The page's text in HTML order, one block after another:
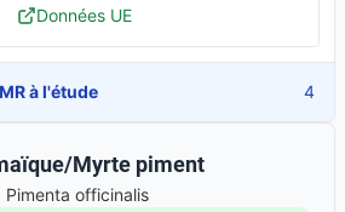
Données UE
à l'étude 4
Myrte piment
Pimenta officinalis